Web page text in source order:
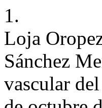
1.
Loja
Sánchez
vascular